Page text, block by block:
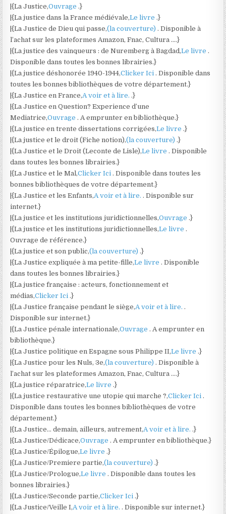
|{La Justice,Ouvrage.}
|{La justice dans la France médiévale,Le livre.}
|{La Justice de Dieu qui passe,(la couverture). Disponible à
l’achat sur les plateformes Amazon, Fnac, Cultura ….}
|{La justice des vainqueurs : de Nuremberg à Bagdad,Le livre.
Disponible dans toutes les bonnes librairies.}
|{La justice déshonorée 1940-1944,Clicker Ici. Disponible dans
toutes les bonnes bibliothèques de votre département.}
|{La Justice en France,A voir et à lire..}
|{La Justice en Question? Experience d’une
Mediatrice,Ouvrage. A emprunter en bibliothèque.}
|{La justice en trente dissertations corrigées,Le livre.}
|{La justice et le droit (Fiche notion),(la couverture).}
|{La Justice et le Droit (Leconte de Lisle),Le livre. Disponible
dans toutes les bonnes librairies.}
|{La Justice et le Mal,Clicker Ici. Disponible dans toutes les
bonnes bibliothèques de votre département.}
|{La Justice et les Enfants,A voir et à lire.. Disponible sur
internet.}
|{La justice et les institutions juridictionnelles,Ouvrage.}
|{La justice et les institutions juridictionnelles,Le livre.
Ouvrage de référence.}
|{La justice et son public,(la couverture).}
|{La Justice expliquée à ma petite-fille,Le livre. Disponible
dans toutes les bonnes librairies.}
|{La justice française : acteurs, fonctionnement et
médias,Clicker Ici.}
|{La Justice française pendant le siège,A voir et à lire..
Disponible sur internet.}
|{La Justice pénale internationale,Ouvrage. A emprunter en
bibliothèque.}
|{La Justice politique en Espagne sous Philippe II,Le livre.}
|{La Justice pour les Nuls, 3e,(la couverture). Disponible à
l’achat sur les plateformes Amazon, Fnac, Cultura ….}
|{La justice réparatrice,Le livre.}
|{La justice restaurative une utopie qui marche ?,Clicker Ici.
Disponible dans toutes les bonnes bibliothèques de votre
département.}
|{La Justice… demain, ailleurs, autrement,A voir et à lire..}
|{La Justice/Dédicace,Ouvrage. A emprunter en bibliothèque.}
|{La Justice/Épilogue,Le livre.}
|{La Justice/Premiere partie,(la couverture).}
|{La Justice/Prologue,Le livre. Disponible dans toutes les
bonnes librairies.}
|{La Justice/Seconde partie,Clicker Ici.}
|{La Justice/Veille I,A voir et à lire.. Disponible sur internet.}